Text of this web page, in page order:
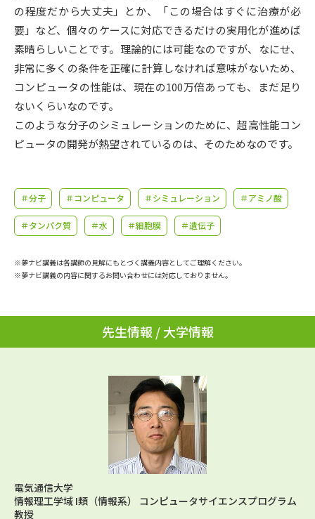
先輩が入学を決めた理由 テレメール全国一斉進学調査
学問発見 学問検索
学問のミニ講義「夢ナビ講義」 学問分野解説
大学進学IDについて
個人情報取扱規定
テレメール進学カタログ
訂正のご案内
の程度だから大丈夫」とか、「この場合はすぐに治療が必
要」など、個々のケースに対応できるだけの実用化が進めば
素晴らしいことです。理論的には可能なのですが、なにせ、
非常に多くの条件を正確に計算しなければ意味がないため、
コンピュータの性能は、現在の100万倍あっても、まだ足り
ないくらいなのです。
このような分子のシミュレーションのために、超高性能コン
ピュータの開発が熱望されているのは、そのためなのです。
＃分子 ＃コンピュータ ＃シミュレーション ＃アミノ酸
＃タンパク質 ＃水 ＃細胞膜 ＃遺伝子
※夢ナビ講義は各講師の見解にもとづく講義内容としてご理解ください。
※夢ナビ講義の内容に関するお問い合わせには対応しておりません。
先生情報 / 大学情報
電気通信大学
情報理工学域 I類（情報系） コンピュータサイエンスプログラム
教授